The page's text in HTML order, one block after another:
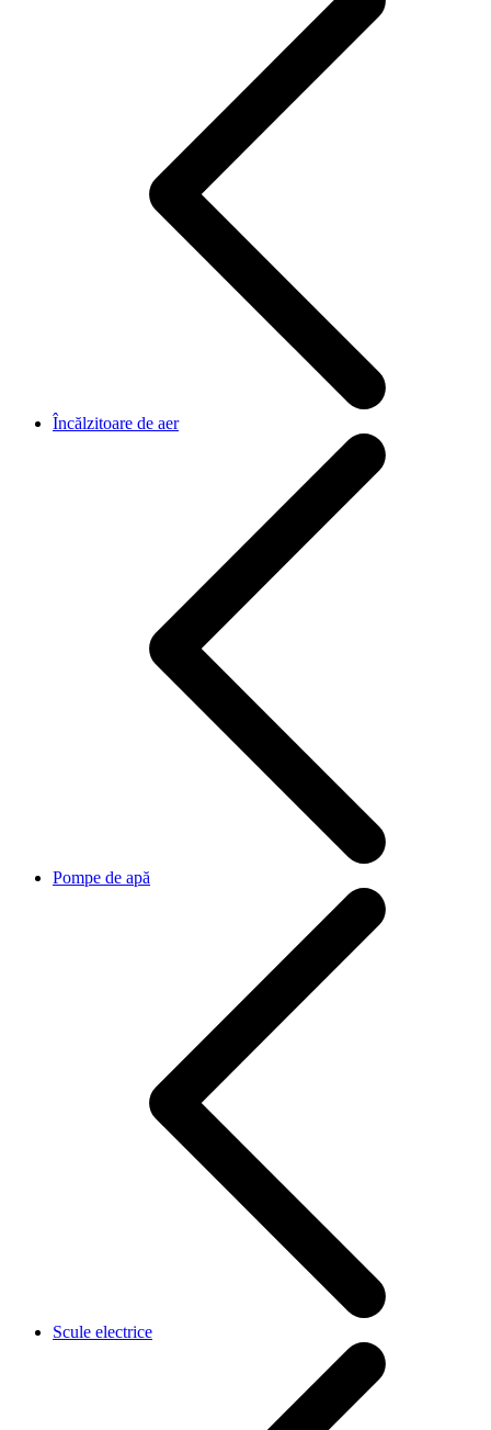
Încălzitoare de aer
Pompe de apă
Scule electrice